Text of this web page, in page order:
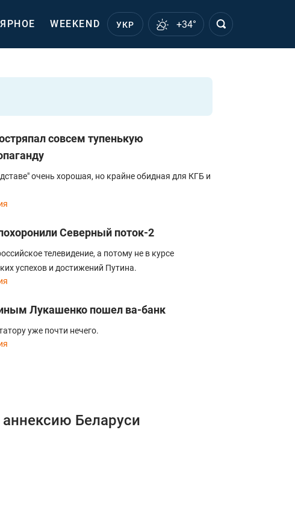
WEEKEND УКР +34°
совсем тупенькую
очень хорошая, но крайне обидная для КГБ и
Северный поток-2
телевидение, а потому не в курсе
успехов и достижений Путина.
Лукашенко пошел ва-банк
уже почти нечего.
Беларуси